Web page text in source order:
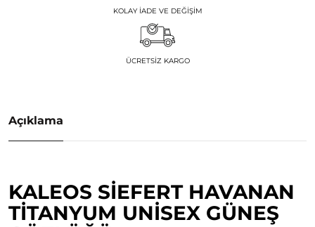
KOLAY İADE VE DEĞIŞIM
ÜCRETSIZ KARGO
Açıklama
KALEOS SIEFERT HAVANAN
TITANYUM UNISEX GÜNEŞ